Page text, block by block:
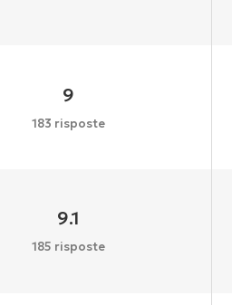
9
183 risposte
9.1
185 risposte